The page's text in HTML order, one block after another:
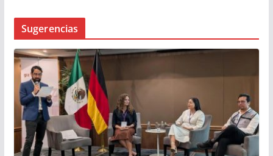
Sugerencias